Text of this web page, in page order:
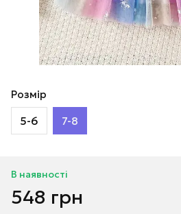
Розмір
5-6 7-8
В наявності
548 грн